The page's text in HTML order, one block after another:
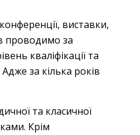
виставки,
проводимо за
кваліфікації та
за кілька років
та класичної
Крім